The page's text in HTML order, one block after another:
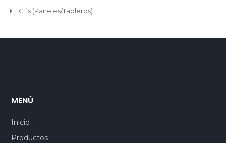
IC´s (Paneles/Tableros)
MENÚ
Inicio
Productos